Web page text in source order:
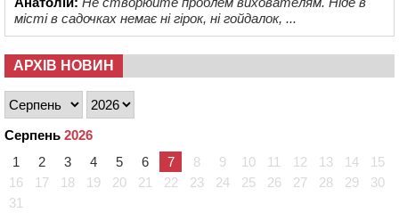
місті в садочках немає ні гірок, ні гойдалок, ...
АРХІВ НОВИН
Серпень 2026
1
2 3 4 5 6 7 8 9 10 11 12 13 14
15
16
17 18 19 20 21 22 23 24 25 26 27 28 29
30
31